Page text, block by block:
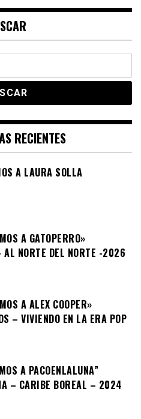
RECIENTES
A LAURA SOLLA
A GATOPERRO»
AL NORTE DEL NORTE -2026
A ALEX COOPER»
– VIVIENDO EN LA ERA POP
A PACOENLALUNA”
– CARIBE BOREAL – 2024